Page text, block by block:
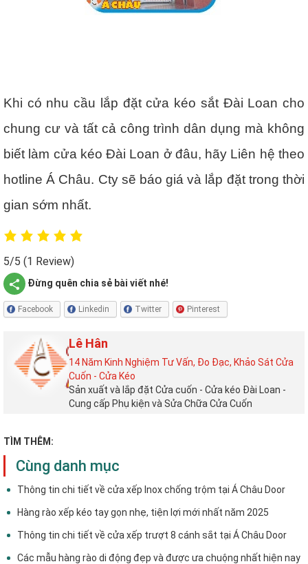
Khi có nhu cầu lắp đặt cửa kéo sắt Đài Loan cho
chung cư và tất cả công trình dân dụng mà không
biết làm cửa kéo Đài Loan ở đâu, hãy Liên hệ theo
hotline Á Châu. Cty sẽ báo giá và lắp đặt trong thời
gian sớm nhất.
5/5 (1 Review)
Đừng quên chia sẻ bài viết nhé!
Facebook Linkedin Twitter Pinterest
Lê Hân
14 Năm Kinh Nghiệm Tư Vấn, Đo Đạc, Khảo Sát Cửa
Cuốn - Cửa Kéo
Sản xuất và lắp đặt Cửa cuốn - Cửa kéo Đài Loan -
Cung cấp Phụ kiện và Sửa Chữa Cửa Cuốn
TÌM THÊM:
Cùng danh mục
Thông tin chi tiết về cửa xếp Inox chống trộm tại Á Châu Door
Hàng rào xếp kéo tay gọn nhẹ, tiện lợi mới nhất năm 2025
Thông tin chi tiết về cửa xếp trượt 8 cánh sắt tại Á Châu Door
Các mẫu hàng rào di động đẹp và được ưa chuộng nhất hiện nay